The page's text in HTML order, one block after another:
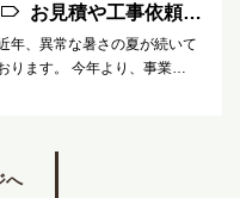
お見積や工事依頼へ
のお願い
年、異常な暑さの夏が続いて
おります。 今年より、事業…
へ